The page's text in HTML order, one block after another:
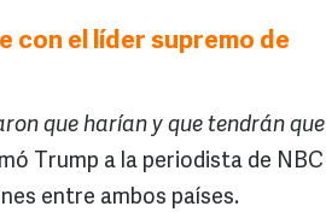
con el líder supremo de
que harían y que tendrán que
Trump a la periodista de NBC
entre ambos países.